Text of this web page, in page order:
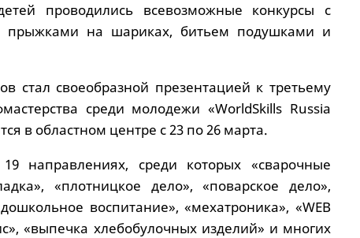
проводились всевозможные конкурсы с
прыжками на шариках, битьем подушками и
стал своеобразной презентацией к третьему
среди молодежи «WorldSkills Russia
в областном центре с 23 по 26 марта.
направлениях, среди которых «сварочные
«плотницкое дело», «поварское дело»,
воспитание», «мехатроника», «WEB
«выпечка хлебобулочных изделий» и многих